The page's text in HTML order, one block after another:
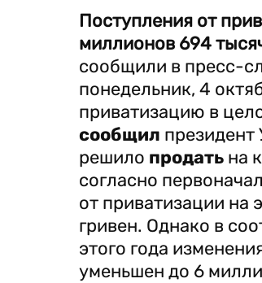
Поступления от
миллионов 694
сообщили в пресс-
понедельник, 4
приватизацию в
сообщил
решило продать на
согласно
от приватизации на
гривен. Однако в
этого года
уменьшен до 6